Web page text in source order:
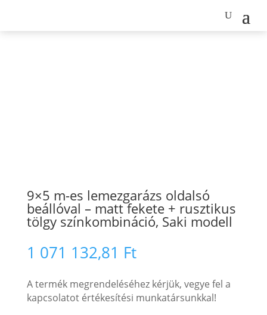
9×5 m-es lemezgarázs oldalsó
beállóval – matt fekete + rusztikus
tölgy színkombináció, Saki modell
1 071 132,81 Ft
A termék megrendeléséhez kérjük, vegye fel a
kapcsolatot értékesítési munkatársunkkal!